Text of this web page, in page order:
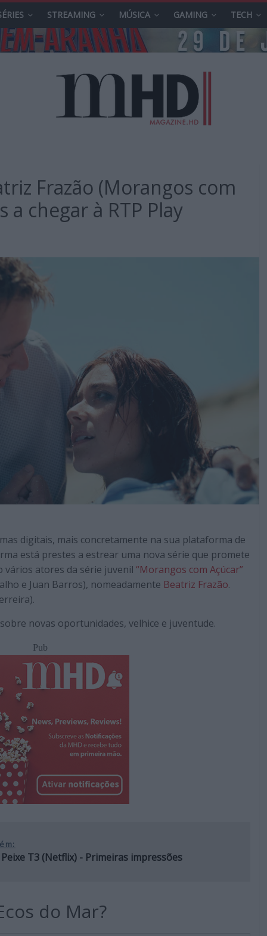
STREAMING MÚSICA GAMING TECH
Frazão (Morangos com
chegar à RTP Play
digitais, mais concretamente na sua plataforma de
está prestes a estrear uma nova série que promete
vários atores da série juvenil “Morangos com Açúcar”
e Juan Barros), nomeadamente Beatriz Frazão.
novas oportunidades, velhice e juventude.
Pub
Peixe T3 (Netflix) - Primeiras impressões
do Mar?